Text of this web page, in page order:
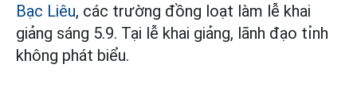
Bạc Liêu, các trường đồng loạt làm lễ khai
giảng sáng 5.9. Tại lễ khai giảng, lãnh đạo tỉnh
không phát biểu.